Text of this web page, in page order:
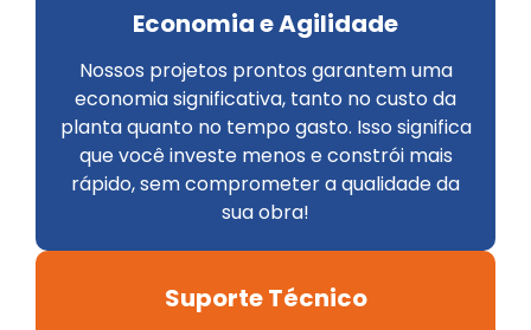
Economia e Agilidade
Nossos projetos prontos garantem uma
economia significativa, tanto no custo da
planta quanto no tempo gasto. Isso significa
que você investe menos e constrói mais
rápido, sem comprometer a qualidade da
sua obra!
Suporte Técnico